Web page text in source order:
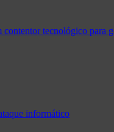
contentor tecnológico para
informático